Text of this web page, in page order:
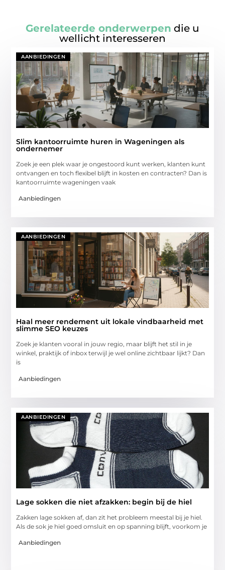
Gerelateerde onderwerpen die u
wellicht interesseren
AANBIEDINGEN
Slim kantoorruimte huren in Wageningen als
ondernemer
Zoek je een plek waar je ongestoord kunt werken, klanten kunt
ontvangen en toch flexibel blijft in kosten en contracten? Dan is
kantoorruimte wageningen vaak
Aanbiedingen
AANBIEDINGEN
Haal meer rendement uit lokale vindbaarheid met
slimme SEO keuzes
Zoek je klanten vooral in jouw regio, maar blijft het stil in je
winkel, praktijk of inbox terwijl je wel online zichtbaar lijkt? Dan
is
Aanbiedingen
AANBIEDINGEN
Lage sokken die niet afzakken: begin bij de hiel
Zakken lage sokken af, dan zit het probleem meestal bij je hiel.
Als de sok je hiel goed omsluit en op spanning blijft, voorkom je
Aanbiedingen